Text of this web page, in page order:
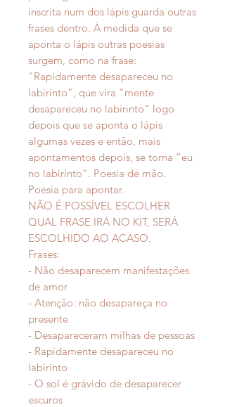
inscrita num dos lápis guarda outras
frases dentro. À medida que se
aponta o lápis outras poesias
surgem, como na frase:
"Rapidamente desapareceu no
labirinto", que vira "mente
desapareceu no labirinto" logo
depois que se aponta o lápis
algumas vezes e então, mais
apontamentos depois, se torna “eu
no labirinto”. Poesia de mão.
Poesia para apontar.
NÃO É POSSÍVEL ESCOLHER
QUAL FRASE IRÁ NO KIT, SERÁ
ESCOLHIDO AO ACASO.
Frases:
- Não desaparecem manifestações
de amor
- Atenção: não desapareça no
presente
- Desapareceram milhas de pessoas
- Rapidamente desapareceu no
labirinto
- O sol é grávido de desaparecer
escuros